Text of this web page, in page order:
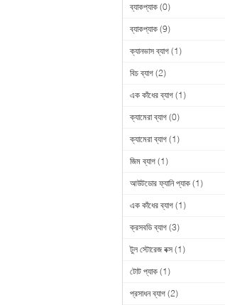
ব্যাকপ্যাক (0)
ব্যাকপ্যাক (9)
ক্যানভাস ব্যাগ (1)
বিচ ব্যাগ (2)
এক কাঁধের ব্যাগ (1)
ক্যামেরা ব্যাগ (0)
ক্যামেরা ব্যাগ (1)
জিম ব্যাগ (1)
আউটডোর ফ্যানি প্যাক (1)
এক কাঁধের ব্যাগ (1)
ক্রসবডি ব্যাগ (3)
টুল স্টোরেজ বক্স (1)
টোট প্যাক (1)
প্রসাধন ব্যাগ (2)